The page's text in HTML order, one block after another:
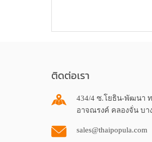
ติดต่อเรา
434/4 ซ.โยธิน-พัฒนา
อาจณรงค์ คลองจั่น บา
sales@thaipopula.com